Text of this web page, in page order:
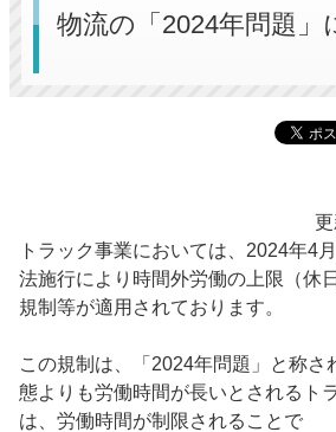
物流の「2024年問題」
トラック事業においては、2024年4
法施行により時間外労働の上限（休
規制等が適用されております。
この規制は、「2024年問題」と称さ
態よりも労働時間が長いとされるト
は、労働時間が制限されることで